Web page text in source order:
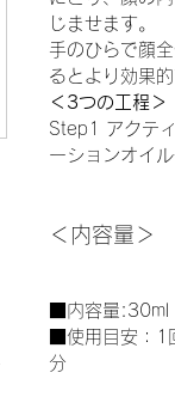
じませます。
手のひらで顔
るとより効果的
＜3つの工程＞
Step1 アクテ
ーションオイ
＜内容量＞
■内容量:30ml
■使用目安：
分